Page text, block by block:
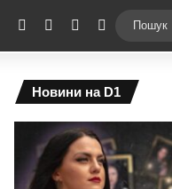
YouTubeInstagramTelegramSwitch skin
Новини на D1